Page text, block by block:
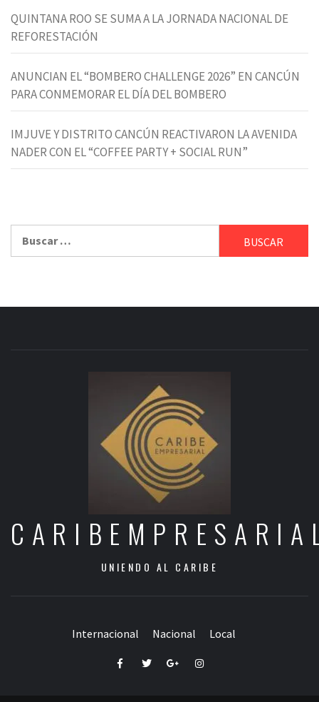
QUINTANA ROO SE SUMA A LA JORNADA NACIONAL DE
REFORESTACIÓN
ANUNCIAN EL “BOMBERO CHALLENGE 2026” EN CANCÚN
PARA CONMEMORAR EL DÍA DEL BOMBERO
IMJUVE Y DISTRITO CANCÚN REACTIVARON LA AVENIDA
NADER CON EL “COFFEE PARTY + SOCIAL RUN”
UNIENDO AL CARIBE
Internacional Nacional Local
FacebookTwitterGoogle+Instagram